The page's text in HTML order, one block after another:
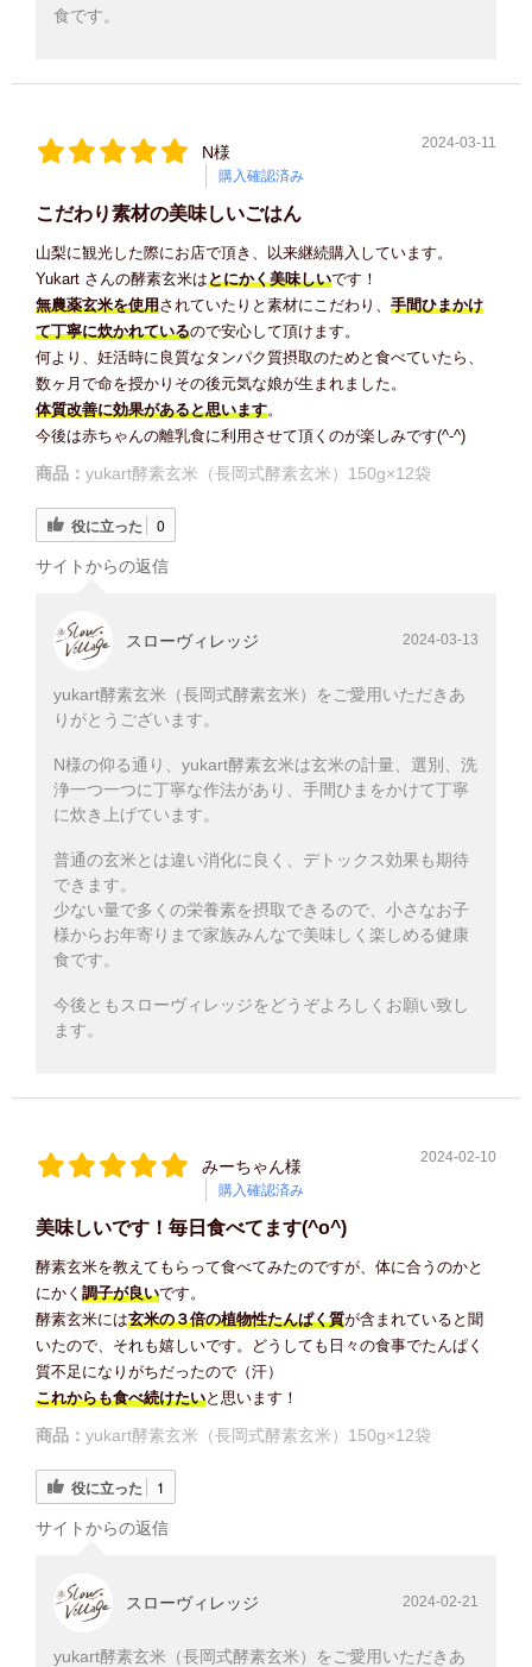
食です。
N様
購入確認済み
2024-03-11
こだわり素材の美味しいごはん
山梨に観光した際にお店で頂き、以来継続購入しています。
Yukart さんの酵素玄米はとにかく美味しいです！
無農薬玄米を使用されていたりと素材にこだわり、 手間ひまかけ
て丁寧に炊かれているので安心して頂けます。
何より、妊活時に良質なタンパク質摂取のためと食べていたら、
数ヶ月で命を授かりその後元気な娘が生まれました。
体質改善に効果があると思います。
今後は赤ちゃんの離乳食に利用させて頂くのが楽しみです(^-^)
商品： yukart酵素玄米（長岡式酵素玄米）150g×12袋
役に立った 0
サイトからの返信
スローヴィレッジ 2024-03-13
yukart酵素玄米（長岡式酵素玄米）をご愛用いただきあ
りがとうございます。
N様の仰る通り、yukart酵素玄米は玄米の計量、選別、洗
浄一つ一つに丁寧な作法があり、手間ひまをかけて丁寧
に炊き上げています。
普通の玄米とは違い消化に良く、デトックス効果も期待
できます。
少ない量で多くの栄養素を摂取できるので、小さなお子
様からお年寄りまで家族みんなで美味しく楽しめる健康
食です。
今後ともスローヴィレッジをどうぞよろしくお願い致し
ます。
みーちゃん様
購入確認済み
2024-02-10
美味しいです！毎日食べてます(^o^)
酵素玄米を教えてもらって食べてみたのですが、体に合うのかと
にかく 調子が良いです。
酵素玄米には玄米の３倍の植物性たんぱく質が含まれていると聞
いたので、それも嬉しいです。どうしても日々の食事でたんぱく
質不足になりがちだったので（汗）
これからも食べ続けたいと思います！
商品： yukart酵素玄米（長岡式酵素玄米）150g×12袋
役に立った 1
サイトからの返信
スローヴィレッジ 2024-02-21
yukart酵素玄米（長岡式酵素玄米）をご愛用いただきあ